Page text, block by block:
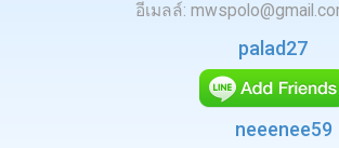
อีเมลล์:
palad27
neeenee59